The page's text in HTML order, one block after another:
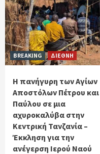
BREAKING ΔΙΕΘΝΗ
Η πανήγυρη των Αγίων
Αποστόλων Πέτρου και
Παύλου σε μια
αχυροκαλύβα στην
Κεντρική Τανζανία –
Έκκληση για την
ανέγερση Ιερού Ναού